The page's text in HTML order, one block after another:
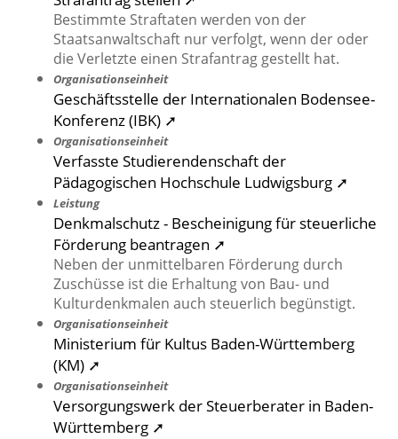
Bestimmte Straftaten werden von der
Staatsanwaltschaft nur verfolgt, wenn der oder
die Verletzte einen Strafantrag gestellt hat.
Organisationseinheit
Geschäftsstelle der Internationalen Bodensee-
Konferenz (IBK) ➚
Organisationseinheit
Verfasste Studierendenschaft der
Pädagogischen Hochschule Ludwigsburg ➚
Leistung
Denkmalschutz - Bescheinigung für steuerliche
Förderung beantragen ➚
Neben der unmittelbaren Förderung durch
Zuschüsse ist die Erhaltung von Bau- und
Kulturdenkmalen auch steuerlich begünstigt.
Organisationseinheit
Ministerium für Kultus Baden-Württemberg
(KM) ➚
Organisationseinheit
Versorgungswerk der Steuerberater in Baden-
Württemberg ➚